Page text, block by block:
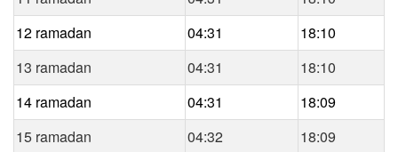
12 ramadan
04:31
18:10
13 ramadan
04:31
18:10
14 ramadan
04:31
18:09
15 ramadan
04:32
18:09